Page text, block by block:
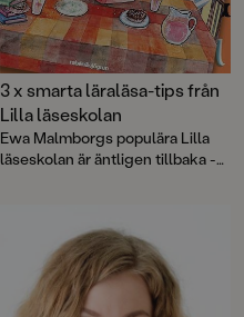
3 x smarta läraläsa-tips från
Lilla läseskolan
Ewa Malmborgs populära Lilla
läseskolan är äntligen tillbaka -